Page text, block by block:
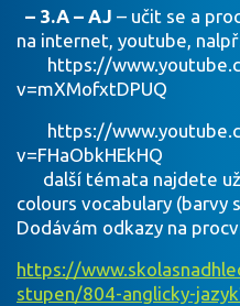
– 3.A – AJ – učit se a
na internet, youtube,
https://
v=mXMofxtDPUQ
https://
v=FHaObkHEkHQ
další témata najdete už
colours vocabulary (barvy
Dodávám odkazy na
https://
stupen/804-anglicky-